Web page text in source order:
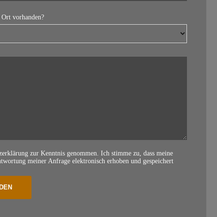
vorhanden?
zur Kenntnis genommen. Ich stimme zu, dass meine
meiner Anfrage elektronisch erhoben und gespeichert